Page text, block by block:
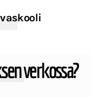
verkossa?